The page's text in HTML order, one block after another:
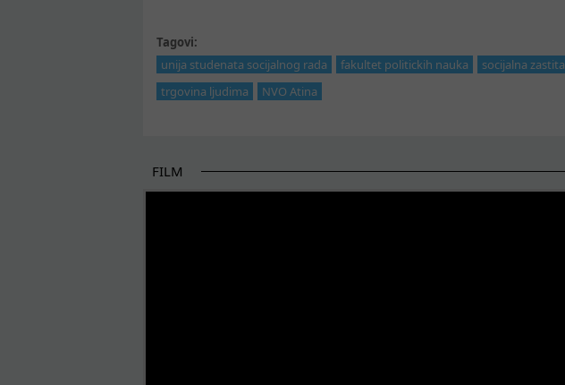
Tagovi:
unija studenata socijalnog rada
fakultet politickih nauka socijalna zastita
trgovina ljudima
NVO Atina
FILM